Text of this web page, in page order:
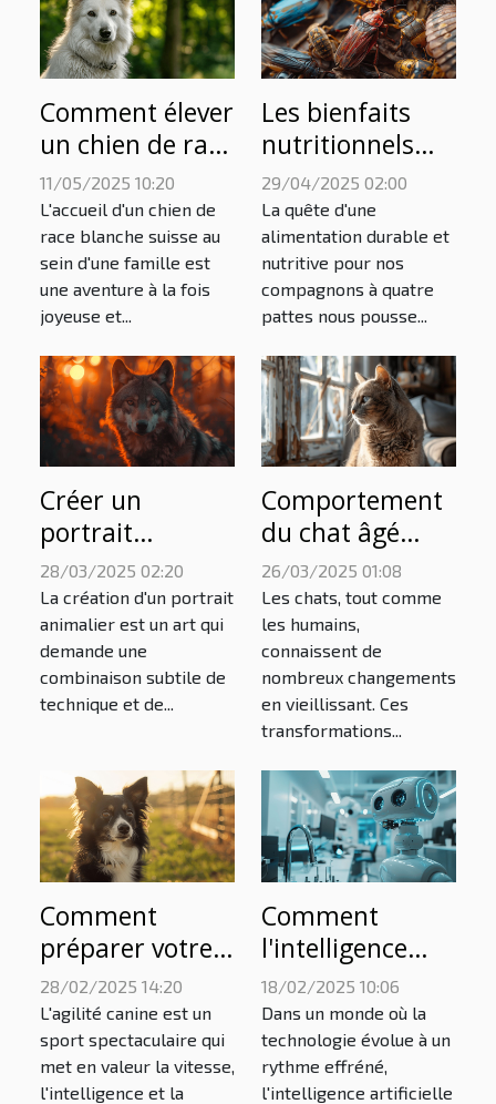
Comment élever
un chien de race
blanche suisse
pour une
famille
11/05/2025 10:20
L'accueil d'un chien de
race blanche suisse au
sein d'une famille est
une aventure à la fois
joyeuse et...
Les bienfaits
nutritionnels
des insectes
séchés pour
animaux
domestiques
29/04/2025 02:00
La quête d'une
alimentation durable et
nutritive pour nos
compagnons à quatre
pattes nous pousse...
Créer un
portrait
animalier
unique : étapes
et conseils
28/03/2025 02:20
La création d'un portrait
animalier est un art qui
demande une
combinaison subtile de
technique et de...
Comportement
du chat âgé
décodez les
signes de
vieillesse et les
changements
de
comportement
senior
26/03/2025 01:08
Les chats, tout comme
les humains,
connaissent de
nombreux changements
en vieillissant. Ces
transformations...
Comment
préparer votre
border collie
pour les
compétitions
d'agilité ?
28/02/2025 14:20
L'agilité canine est un
sport spectaculaire qui
met en valeur la vitesse,
l'intelligence et la
Comment
l'intelligence
artificielle
transforme les
soins
vétérinaires
18/02/2025 10:06
Dans un monde où la
technologie évolue à un
rythme effréné,
l'intelligence artificielle